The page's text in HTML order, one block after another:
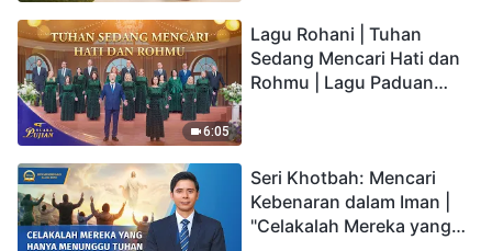
6:05
Lagu Rohani | Tuhan
Sedang Mencari Hati dan
Rohmu | Lagu Paduan
Seri Khotbah: Mencari
Kebenaran dalam Iman |
"Celakalah Mereka yang